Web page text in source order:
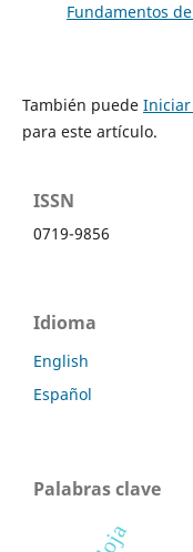
Fundamentos
También puede Iniciar
para este artículo.
ISSN
0719-9856
Idioma
English
Español
Palabras clave